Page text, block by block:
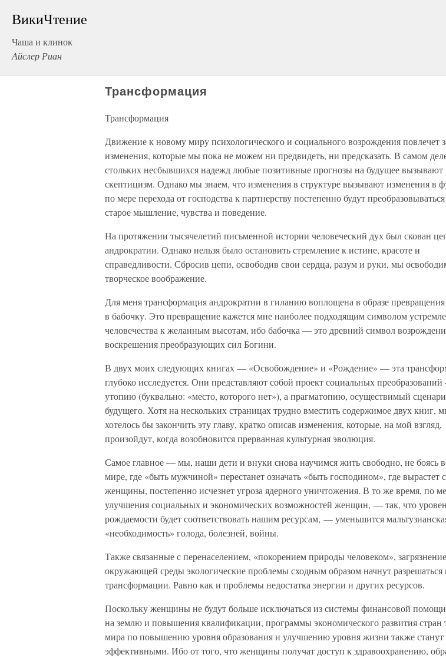
ВикиЧтение
Чаша и клинок
Айслер Риан
Трансформация
Трансформация
Движение к новому миру психологического и социального возрождения повлечет
изменения, которые мы пока не можем ни предвидеть, ни предсказать. В самом
стольких несбывшихся надежд любые позитивные прогнозы на будущее вызывают
скептицизм. Однако мы знаем, что изменения в структуре вызывают изменения в
по мере перехода от господства к партнерству постепенно будут
старое мышление, чувства и поведение.
На протяжении тысячелетий письменной истории человеческий дух был скован
андрократии. Однако нельзя было остановить стремление к истине, красоте и
справедливости. Сбросив цепи, освободив свои сердца, разум и руки, мы
творческое воображение.
Для меня трансформация андрократии в гиланию воплощена в образе
в бабочку. Это превращение кажется мне наиболее подходящим символом
человечества к желанным высотам, ибо бабочка — это древний символ
воскрешения преобразующих сил Богини.
В двух моих следующих книгах — «Освобождение» и «Рождение» — эта
глубоко исследуется. Они представляют собой проект социальных
утопию (буквально: «место, которого нет»), а прагматопию, осуществимый
будущего. Хотя на нескольких страницах трудно вместить содержимое двух книг,
хотелось бы закончить эту главу, кратко описав изменения, которые, на мой взгляд,
произойдут, когда возобновится прерванная культурная эволюция.
Самое главное — мы, наши дети и внуки снова научимся жить свободно, не боясь
мире, где «быть мужчиной» перестанет означать «быть господином», где вырастет
женщины, постепенно исчезнет угроза ядерного уничтожения. В то же время, по
улучшения социальных и экономических возможностей женщин, — так, что
рождаемости будет соответствовать нашим ресурсам, — уменьшится
«необходимость» голода, болезней, войны.
Также связанные с перенаселением, «покорением природы человеком»,
окружающей среды экологические проблемы сходным образом начнут разрешаться
трансформации. Равно как и проблемы недостатка энергии и других ресурсов.
Поскольку женщины не будут больше исключаться из системы финансовой
на землю и повышения квалификации, программы экономического развития стран
мира по повышению уровня образования и улучшению уровня жизни также станут
эффективными. Ибо от того, что женщины получат доступ к здравоохранению,